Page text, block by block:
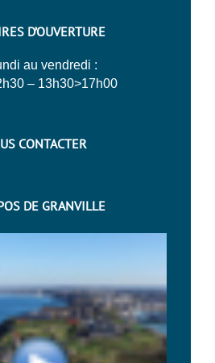
D’OUVERTURE
au vendredi :
– 13h30>17h00
CONTACTER
DE GRANVILLE